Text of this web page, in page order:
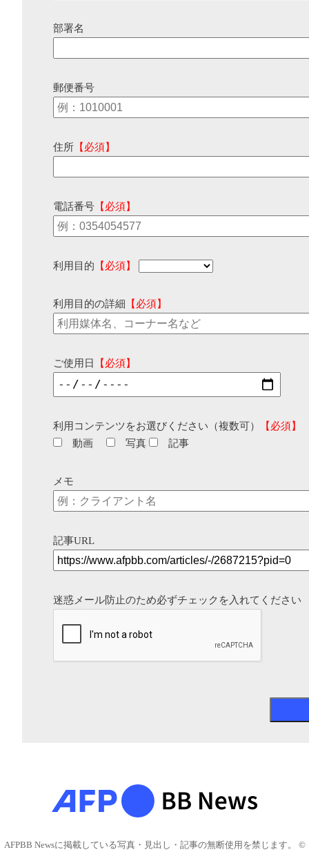
部署名
郵便番号
住所 【必須】
電話番号 【必須】
利用目的 【必須】
利用目的の詳細 【必須】
ご使用日 【必須】
利用コンテンツをお選びください（複数可）
【必須】
動画
写真 記事
メモ
記事URL
迷惑メール防止のため必ずチェックを入れてください
AFPBB Newsに掲載している写真・見出し・記事の無断使用を禁じます。 ©